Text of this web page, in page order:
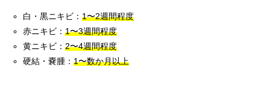
白・黒ニキビ：1〜2週間程度
赤ニキビ：1〜3週間程度
黄ニキビ：2〜4週間程度
硬結・嚢腫：1〜数か月以上